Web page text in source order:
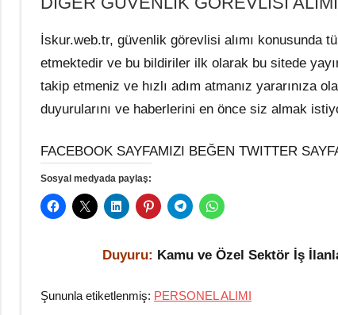
İskur.web.tr, güvenlik görevlisi alımı konusunda
etmektedir ve bu bildiriler ilk olarak bu sitede
takip etmeniz ve hızlı adım atmanız yararınıza
duyurularını ve haberlerini en önce siz almak
FACEBOOK SAYFAMIZI BEĞEN TWITTER
Sosyal medyada paylaş:
Duyuru: Kamu ve Özel Sektör İş
Şununla etiketlenmiş: PERSONEL ALIMI